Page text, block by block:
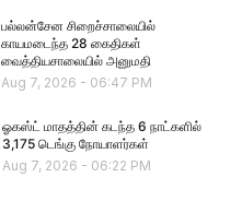
பல்லன்சேன சிறைச்சாலையில்
காயமடைந்த 28 கைதிகள்
வைத்தியசாலையில் அனுமதி
Aug 7, 2026 - 06:47 PM
ஓகஸ்ட் மாதத்தின் கடந்த 6 நாட்களில்
3,175 டெங்கு நோயாளர்கள்
Aug 7, 2026 - 06:22 PM